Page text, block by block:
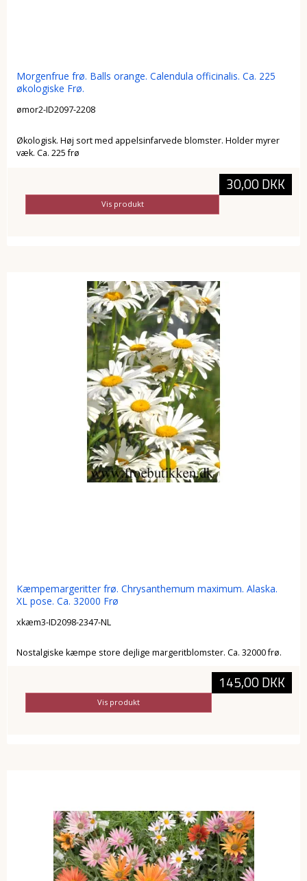
Morgenfrue frø. Balls orange. Calendula officinalis. Ca. 225
økologiske Frø.
ømor2-ID2097-2208
Økologisk. Høj sort med appelsinfarvede blomster. Holder myrer
væk. Ca. 225 frø
30,00 DKK
Vis produkt
Kæmpemargeritter frø. Chrysanthemum maximum. Alaska.
XL pose. Ca. 32000 Frø
xkæm3-ID2098-2347-NL
Nostalgiske kæmpe store dejlige margeritblomster. Ca. 32000 frø.
145,00 DKK
Vis produkt